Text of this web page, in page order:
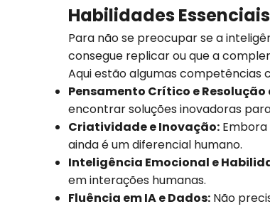
Habilidades
Para não se preocupar se a
consegue replicar ou que a
Aqui estão algumas competências
Pensamento Crítico e
encontrar soluções inovadoras
Criatividade e Inovação:
ainda é um diferencial humano.
Inteligência Emocional e
em interações humanas.
Fluência em IA e Dados: Não